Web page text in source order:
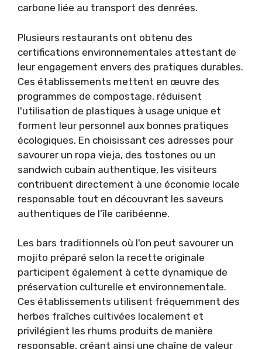
carbone liée au transport des denrées.
Plusieurs restaurants ont obtenu des
certifications environnementales attestant de
leur engagement envers des pratiques durables.
Ces établissements mettent en œuvre des
programmes de compostage, réduisent
l'utilisation de plastiques à usage unique et
forment leur personnel aux bonnes pratiques
écologiques. En choisissant ces adresses pour
savourer un ropa vieja, des tostones ou un
sandwich cubain authentique, les visiteurs
contribuent directement à une économie locale
responsable tout en découvrant les saveurs
authentiques de l'île caribéenne.
Les bars traditionnels où l'on peut savourer un
mojito préparé selon la recette originale
participent également à cette dynamique de
préservation culturelle et environnementale.
Ces établissements utilisent fréquemment des
herbes fraîches cultivées localement et
privilégient les rhums produits de manière
responsable, créant ainsi une chaîne de valeur